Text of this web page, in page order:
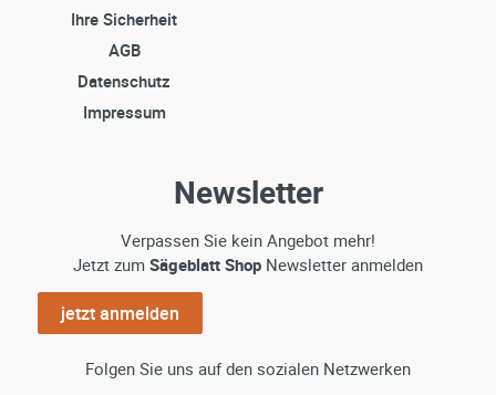
Ihre Sicherheit
AGB
Datenschutz
Impressum
Newsletter
Verpassen Sie kein Angebot mehr!
Jetzt zum Sägeblatt Shop Newsletter anmelden
jetzt anmelden
Folgen Sie uns auf den sozialen Netzwerken